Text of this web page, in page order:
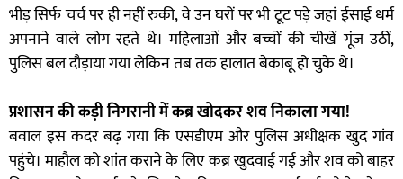
भीड़ सिर्फ चर्च पर ही नहीं रुकी, वे उन घरों पर भी टूट पड़े जहां ईसाई धर्म
अपनाने वाले लोग रहते थे। महिलाओं और बच्चों की चीखें गूंज उठीं,
पुलिस बल दौड़ाया गया लेकिन तब तक हालात बेकाबू हो चुके थे।
प्रशासन की कड़ी निगरानी में कब्र खोदकर शव निकाला गया!
बवाल इस कदर बढ़ गया कि एसडीएम और पुलिस अधीक्षक खुद गांव
पहुंचे। माहौल को शांत कराने के लिए कब्र खुदवाई गई और शव को बाहर